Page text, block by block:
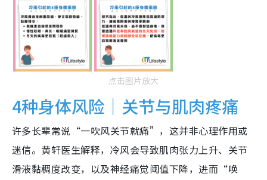
点击图片放大
4种身体风险｜关节与肌肉疼痛
许多长辈常说“一吹风关节就痛”，这并非心理作用或
迷信。黄轩医生解释，冷风会导致肌肉张力上升、关节
滑液黏稠度改变，以及神经痛觉阈值下降，进而“唤